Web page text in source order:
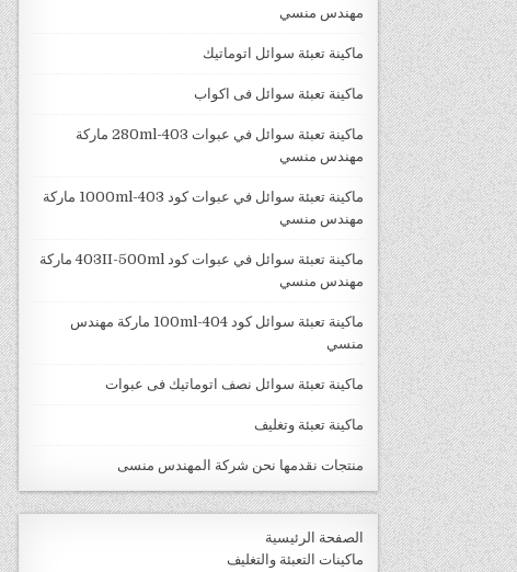
مهندس منسي
ماكينة تعبئة سوائل اتوماتيك
ماكينة تعبئة سوائل فى اكواب
ماكينة تعبئة سوائل في عبوات 403-280ml ماركة
مهندس منسي
ماكينة تعبئة سوائل في عبوات كود 403-1000ml ماركة
مهندس منسي
ماكينة تعبئة سوائل في عبوات كود 403II-500ml ماركة
مهندس منسي
ماكينة تعبئة سوائل كود 404-100ml ماركة مهندس
منسي
ماكينة تعبئة سوائل نصف اتوماتيك فى عبوات
ماكينة تعبئة وتغليف
منتجات نقدمها نحن شركة المهندس منسى
الصفحة الرئيسية
ماكينات التعبئة والتغليف